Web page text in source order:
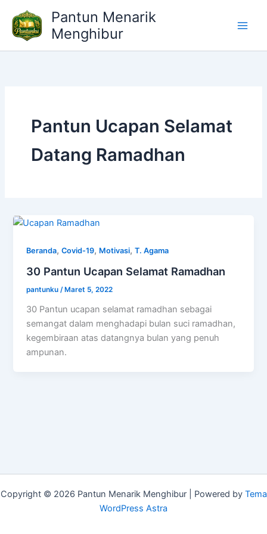
konten
Pantun Menarik
Menghibur
Pantun Ucapan Selamat
Datang Ramadhan
Beranda,Covid-19, Motivasi,T. Agama
30 Pantun Ucapan Selamat Ramadhan
pantunku /Maret 5, 2022
30 Pantun ucapan selamat ramadhan sebagai
semangat dalam menghadapi bulan suci ramadhan,
kegembiraan atas datangnya bulan yang penuh
ampunan.
Copyright © 2026 Pantun Menarik Menghibur | Powered by Tema
WordPress Astra